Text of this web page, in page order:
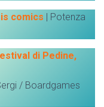
comics | Potenza
di Pedine,
/ Boardgames